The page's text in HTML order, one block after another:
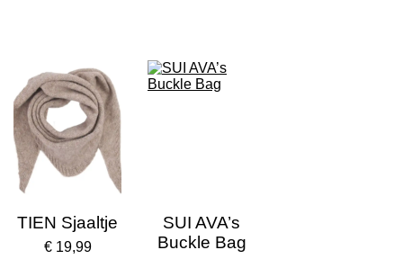
TIEN Sjaaltje
€ 19,99
SUI AVA’s
Buckle Bag